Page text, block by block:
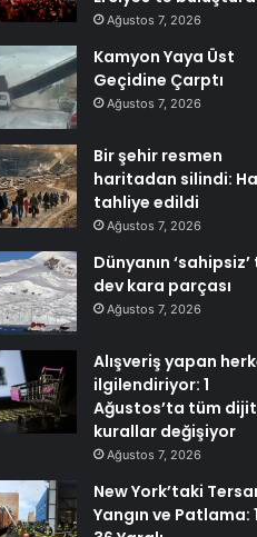
Ağustos 7, 2026
Kamyon Yaya Üst
Geçidine Çarptı
Ağustos 7, 2026
Bir şehir resmen
haritadan silindi:
tahliye edildi
Ağustos 7, 2026
Dünyanın
dev kara parçası
Ağustos 7, 2026
Alışveriş yapan
ilgilendiriyor: 1
Ağustos’ta tüm
kurallar değişiyor
Ağustos 7, 2026
New York’taki
Yangın ve Patlama: